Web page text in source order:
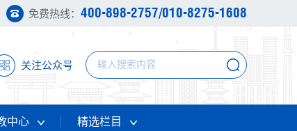
免费热线： 400-898-2757/010-8275-1608
关注公众号
中心 精选栏目